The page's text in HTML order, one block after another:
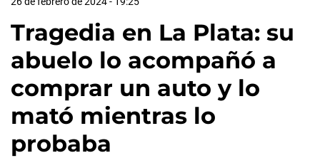
Tragedia en La Plata: su
abuelo lo acompañó a
comprar un auto y lo
mató mientras lo
probaba